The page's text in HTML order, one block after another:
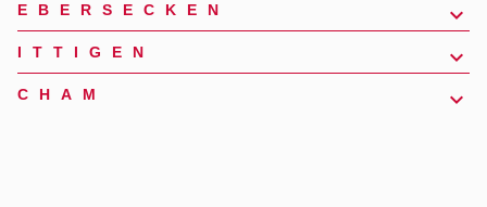
EBERSECKEN
ITTIGEN
CHAM